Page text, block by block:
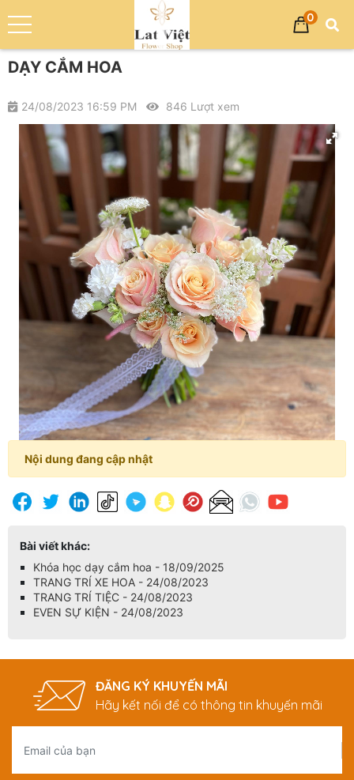
0
Trang chủ DẠY CẮM HOA
DẠY CẮM HOA
24/08/2023 16:59 PM 846 Lượt xem
Nội dung đang cập nhật
Bài viết khác:
Khóa học dạy cắm hoa - 18/09/2025
TRANG TRÍ XE HOA - 24/08/2023
TRANG TRÍ TIỆC - 24/08/2023
EVEN SỰ KIỆN - 24/08/2023
ĐĂNG KÝ KHUYẾN MÃI
Hãy kết nối để có thông tin khuyến mãi